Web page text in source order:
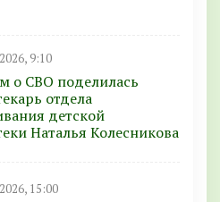
9:10
о СВО поделилась
отдела
детской
Наталья Колесникова
15:00